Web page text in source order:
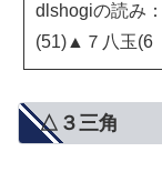
dlshogiの読み
(51)▲７八玉(6
△３三角